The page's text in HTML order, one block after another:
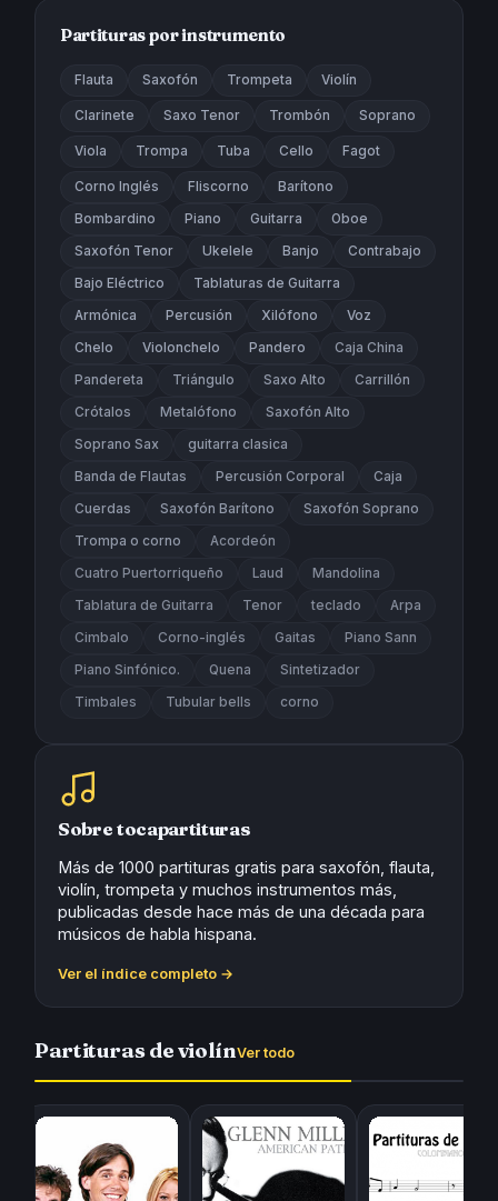
Partituras por instrumento
Flauta Saxofón Trompeta Violín
Clarinete Saxo Tenor Trombón Soprano
Viola Trompa Tuba Cello Fagot
Corno Inglés Fliscorno Barítono
Bombardino Piano Guitarra Oboe
Saxofón Tenor Ukelele Banjo Contrabajo
Bajo Eléctrico Tablaturas de Guitarra
Armónica Percusión Xilófono Voz
Chelo Violonchelo Pandero Caja China
Pandereta Triángulo Saxo Alto Carrillón
Crótalos Metalófono Saxofón Alto
Soprano Sax guitarra clasica
Banda de Flautas Percusión Corporal Caja
Cuerdas Saxofón Barítono Saxofón Soprano
Trompa o corno Acordeón
Cuatro Puertorriqueño Laud Mandolina
Tablatura de Guitarra Tenor teclado Arpa
Cimbalo Corno-inglés Gaitas Piano Sann
Piano Sinfónico. Quena Sintetizador
Timbales Tubular bells corno
Sobre tocapartituras
Más de 1000 partituras gratis para saxofón, flauta,
violín, trompeta y muchos instrumentos más,
publicadas desde hace más de una década para
músicos de habla hispana.
Ver el índice completo →
Partituras de violínVer todo